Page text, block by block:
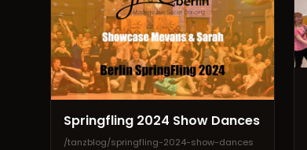
Springfling 2024 Show Dances
/tanzblog/springfling-2024-show-dances